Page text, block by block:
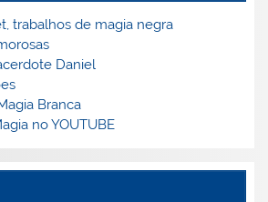
trabalhos de magia negra
Daniel
Branca
no YOUTUBE